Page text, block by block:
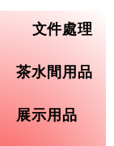
文件處理
茶水間用品
展示用品